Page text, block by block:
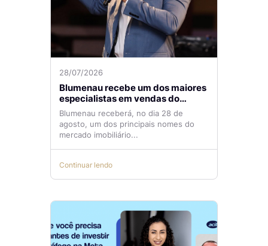
28/07/2026
Blumenau recebe um dos maiores
especialistas em vendas do
mercado imobiliário
Blumenau receberá, no dia 28 de
agosto, um dos principais nomes do
mercado imobiliário...
Continuar lendo